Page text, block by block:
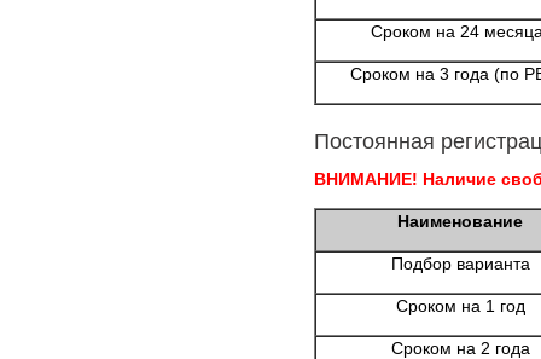
Сроком на 24
Сроком на 3 года (по
Постоянная
ВНИМАНИЕ! Наличие
Наименование
Подбор варианта
Сроком на 1 год
Сроком на 2 года